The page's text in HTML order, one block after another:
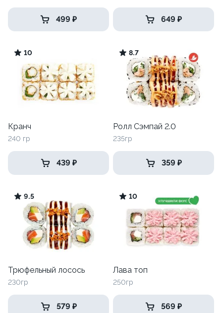
499 ₽ 649 ₽
10
Кранч
240 гр
439 ₽
8.7
Ролл Сэмпай 2.0
235гр
359 ₽
9.5
Трюфельный лосось
230гр
579 ₽
10
Лава топ
250гр
569 ₽